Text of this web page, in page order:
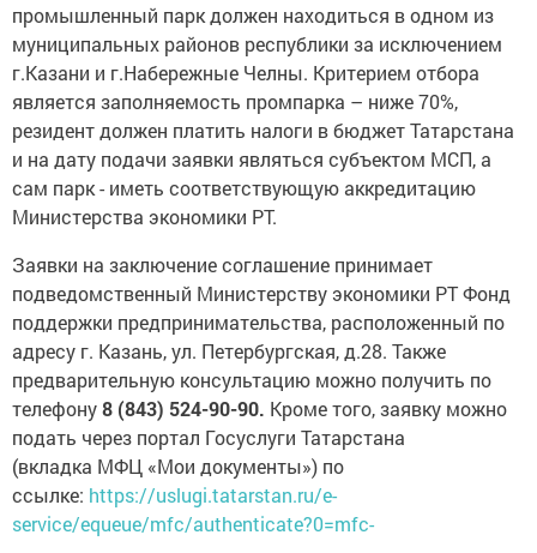
муниципальных районов республики за исключением
г.Казани и г.Набережные Челны. Критерием отбора
является заполняемость промпарка – ниже 70%,
резидент должен платить налоги в бюджет Татарстана
и на дату подачи заявки являться субъектом МСП, а
сам парк - иметь соответствующую аккредитацию
Министерства экономики РТ.
подведомственный Министерству экономики РТ Фонд
поддержки предпринимательства, расположенный по
адресу г. Казань, ул. Петербургская, д.28. Также
предварительную консультацию можно получить по
телефону8 (843) 524-90-90.Кроме того, заявку можно
подать через портал Госуслуги Татарстана
(вкладка МФЦ «Мои документы») по
ссылке:https://uslugi.tatarstan.ru/e-
service/equeue/mfc/authenticate?0=mfc-